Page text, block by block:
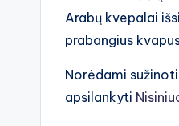
Arabų kvepalai
prabangius
Norėdami
apsilankyti